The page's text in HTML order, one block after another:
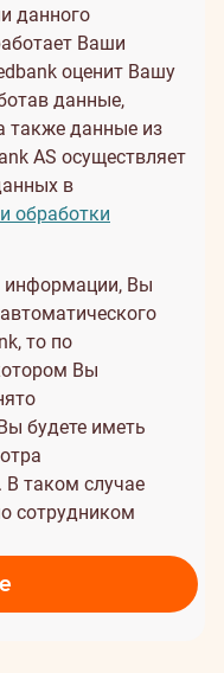
данного
Ваши
оценит Вашу
данные,
также данные из
AS осуществляет
в
обработки
информации, Вы
то по
Вы
будете иметь
В таком случае
сотрудником